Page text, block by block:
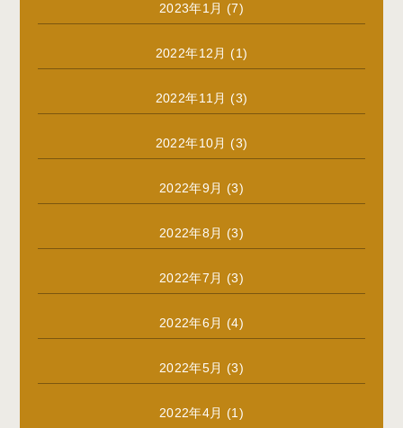
2023年1月 (7)
2022年12月 (1)
2022年11月 (3)
2022年10月 (3)
2022年9月 (3)
2022年8月 (3)
2022年7月 (3)
2022年6月 (4)
2022年5月 (3)
2022年4月 (1)